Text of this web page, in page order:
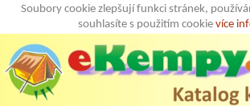
Soubory cookie zlepšují funkci stránek,
souhlasíte s použitím cookie více